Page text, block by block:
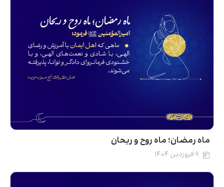
ماه رمضان؛ ماه روح و ریحان
۹ فروردین ۱۴۰۴